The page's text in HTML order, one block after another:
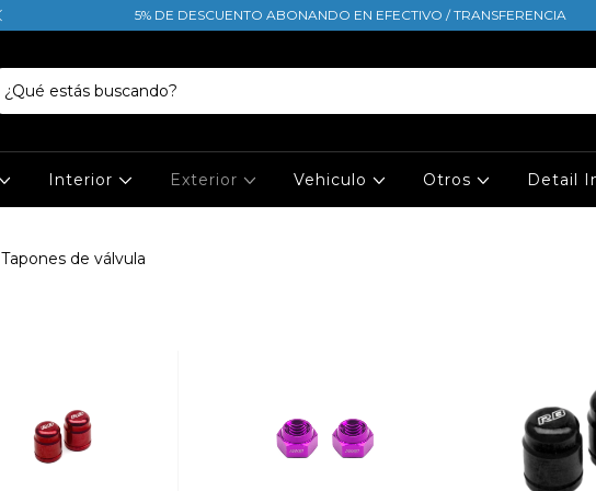
5% DE DESCUENTO ABONANDO EN EFECTIVO / TRANSFERENCIA
Interior Exterior Vehiculo Otros Detail
Tapones de válvula